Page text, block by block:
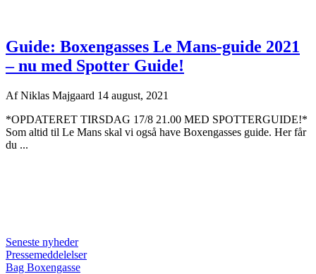
Guide: Boxengasses Le Mans-guide 2021
– nu med Spotter Guide!
AfNiklas Majgaard 14 august, 2021
*OPDATERET TIRSDAG 17/8 21.00 MED SPOTTERGUIDE!*
Som altid til Le Mans skal vi også have Boxengasses guide. Her får
du ...
Seneste nyheder
Pressemeddelelser
Bag Boxengasse